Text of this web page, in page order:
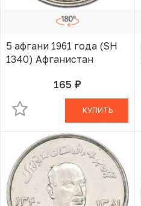
5 афгани 1961 года (SH
1340) Афганистан
165 руб.В КОРЗИНЕ
КУПИТЬ